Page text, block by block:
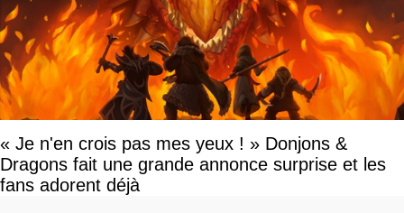
« Je n'en crois pas mes yeux ! » Donjons &
Dragons fait une grande annonce surprise et les
fans adorent déjà